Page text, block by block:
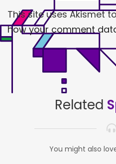
This site uses Akismet
how your comment
Related
You might also